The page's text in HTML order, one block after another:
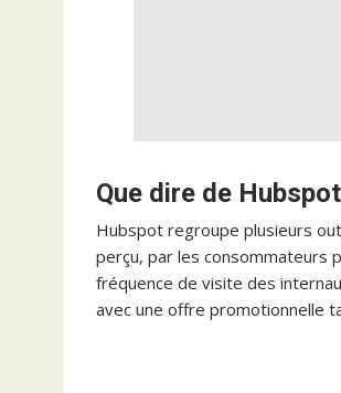
Que dire de
Hubspot regroupe plusieurs
perçu, par les consommateurs
fréquence de visite des
avec une offre promotionnelle